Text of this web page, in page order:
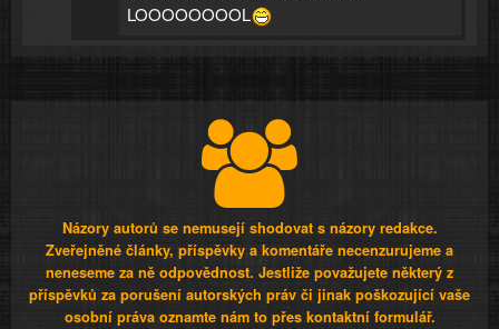
LOOOOOOOOL
Názory autorů se nemusejí shodovat s názory redakce.
Zveřejněné články, příspěvky a komentáře necenzurujeme a
neneseme za ně odpovědnost. Jestliže považujete některý z
příspěvků za porušení autorských práv či jinak poškozující vaše
osobní práva oznamte nám to přes kontaktní formulář.